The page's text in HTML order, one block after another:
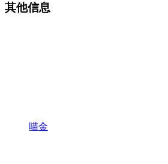
其他信息
喵金